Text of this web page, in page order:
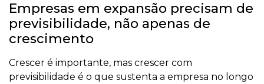
Empresas em expansão precisam de
previsibilidade, não apenas de
crescimento
Crescer é importante, mas crescer com
previsibilidade é o que sustenta a empresa no longo